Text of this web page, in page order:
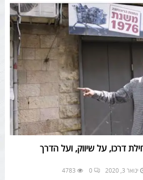
דרכו, על שיווק, ועל הדרך
ינואר 3, 2020 0
4783